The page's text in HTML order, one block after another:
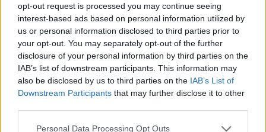
opt-out request is processed you may continue seeing
interest-based ads based on personal information utilized by
us or personal information disclosed to third parties prior to
your opt-out. You may separately opt-out of the further
disclosure of your personal information by third parties on the
IAB’s list of downstream participants. This information may
also be disclosed by us to third parties on the IAB’s List of
Downstream Participants that may further disclose it to other
Personal Data Processing Opt Outs